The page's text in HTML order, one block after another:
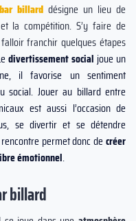
bar billard désigne un lieu de
la compétition. S’y faire de
franchir quelques étapes
divertissement social joue un
il favorise un sentiment
social. Jouer au billard entre
est aussi l’occasion de
se divertir et se détendre
permet donc decréer
émotionnel.
billard